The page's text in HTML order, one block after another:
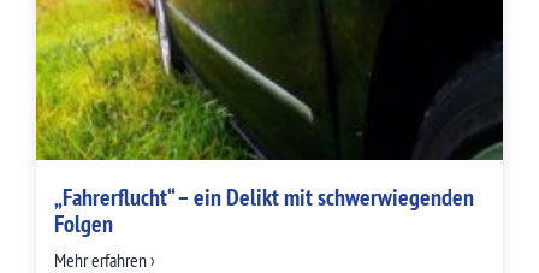
„Fahrerflucht“ – ein Delikt mit schwerwiegenden
Folgen
Mehr erfahren ›